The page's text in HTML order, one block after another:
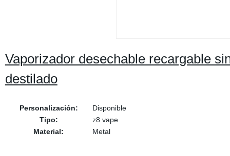
Vaporizador desechable recargable
destilado
Personalización:
Disponible
Tipo:
z8 vape
Material:
Metal